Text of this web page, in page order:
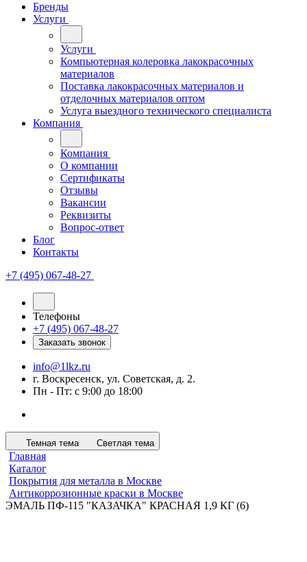
Бренды
Услуги
Услуги
Компьютерная колеровка лакокрасочных
материалов
Поставка лакокрасочных материалов и
отделочных материалов оптом
Услуга выездного технического специалиста
Компания
Компания
О компании
Сертификаты
Отзывы
Вакансии
Реквизиты
Вопрос-ответ
Блог
Контакты
+7 (495) 067-48-27
Телефоны
+7 (495) 067-48-27
Заказать звонок
info@1lkz.ru
г. Воскресенск, ул. Советская, д. 2.
Пн - Пт: с 9:00 до 18:00
Темная тема Светлая тема
Главная
Каталог
Покрытия для металла в Москве
Антикоррозионные краски в Москве
ЭМАЛЬ ПФ-115 "КАЗАЧКА" КРАСНАЯ 1,9 КГ (6)